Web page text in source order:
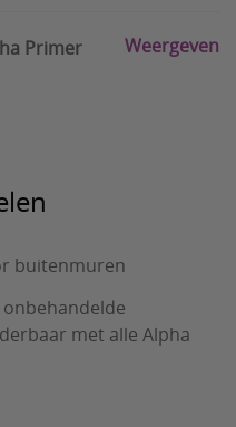
Primer
Weergeven
buitenmuren
met alle Alpha